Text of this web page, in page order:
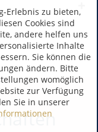
Erlebnis zu bieten,
Cookies sind
andere helfen uns
Inhalte
Sie können die
ändern. Bitte
womöglich
zur Verfügung
Sie in unserer